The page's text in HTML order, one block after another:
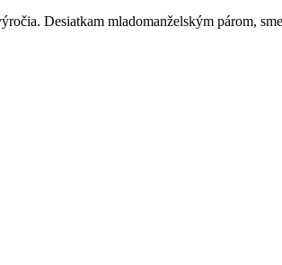
Desiatkam mladomanželským párom,